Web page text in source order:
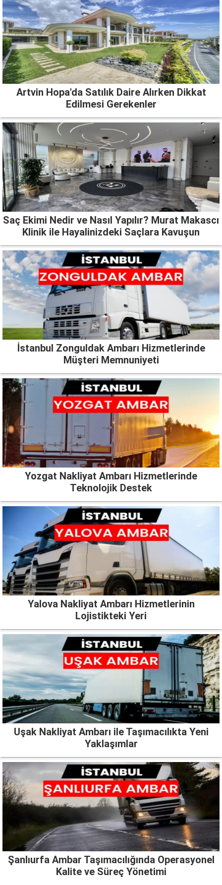
Artvin Hopa'da Satılık Daire Alırken Dikkat
Edilmesi Gerekenler
Saç Ekimi Nedir ve Nasıl Yapılır? Murat Makascı
Klinik ile Hayalinizdeki Saçlara Kavuşun
İstanbul Zonguldak Ambarı Hizmetlerinde
Müşteri Memnuniyeti
Yozgat Nakliyat Ambarı Hizmetlerinde
Teknolojik Destek
Yalova Nakliyat Ambarı Hizmetlerinin
Lojistikteki Yeri
Uşak Nakliyat Ambarı ile Taşımacılıkta Yeni
Yaklaşımlar
Şanlıurfa Ambar Taşımacılığında Operasyonel
Kalite ve Süreç Yönetimi